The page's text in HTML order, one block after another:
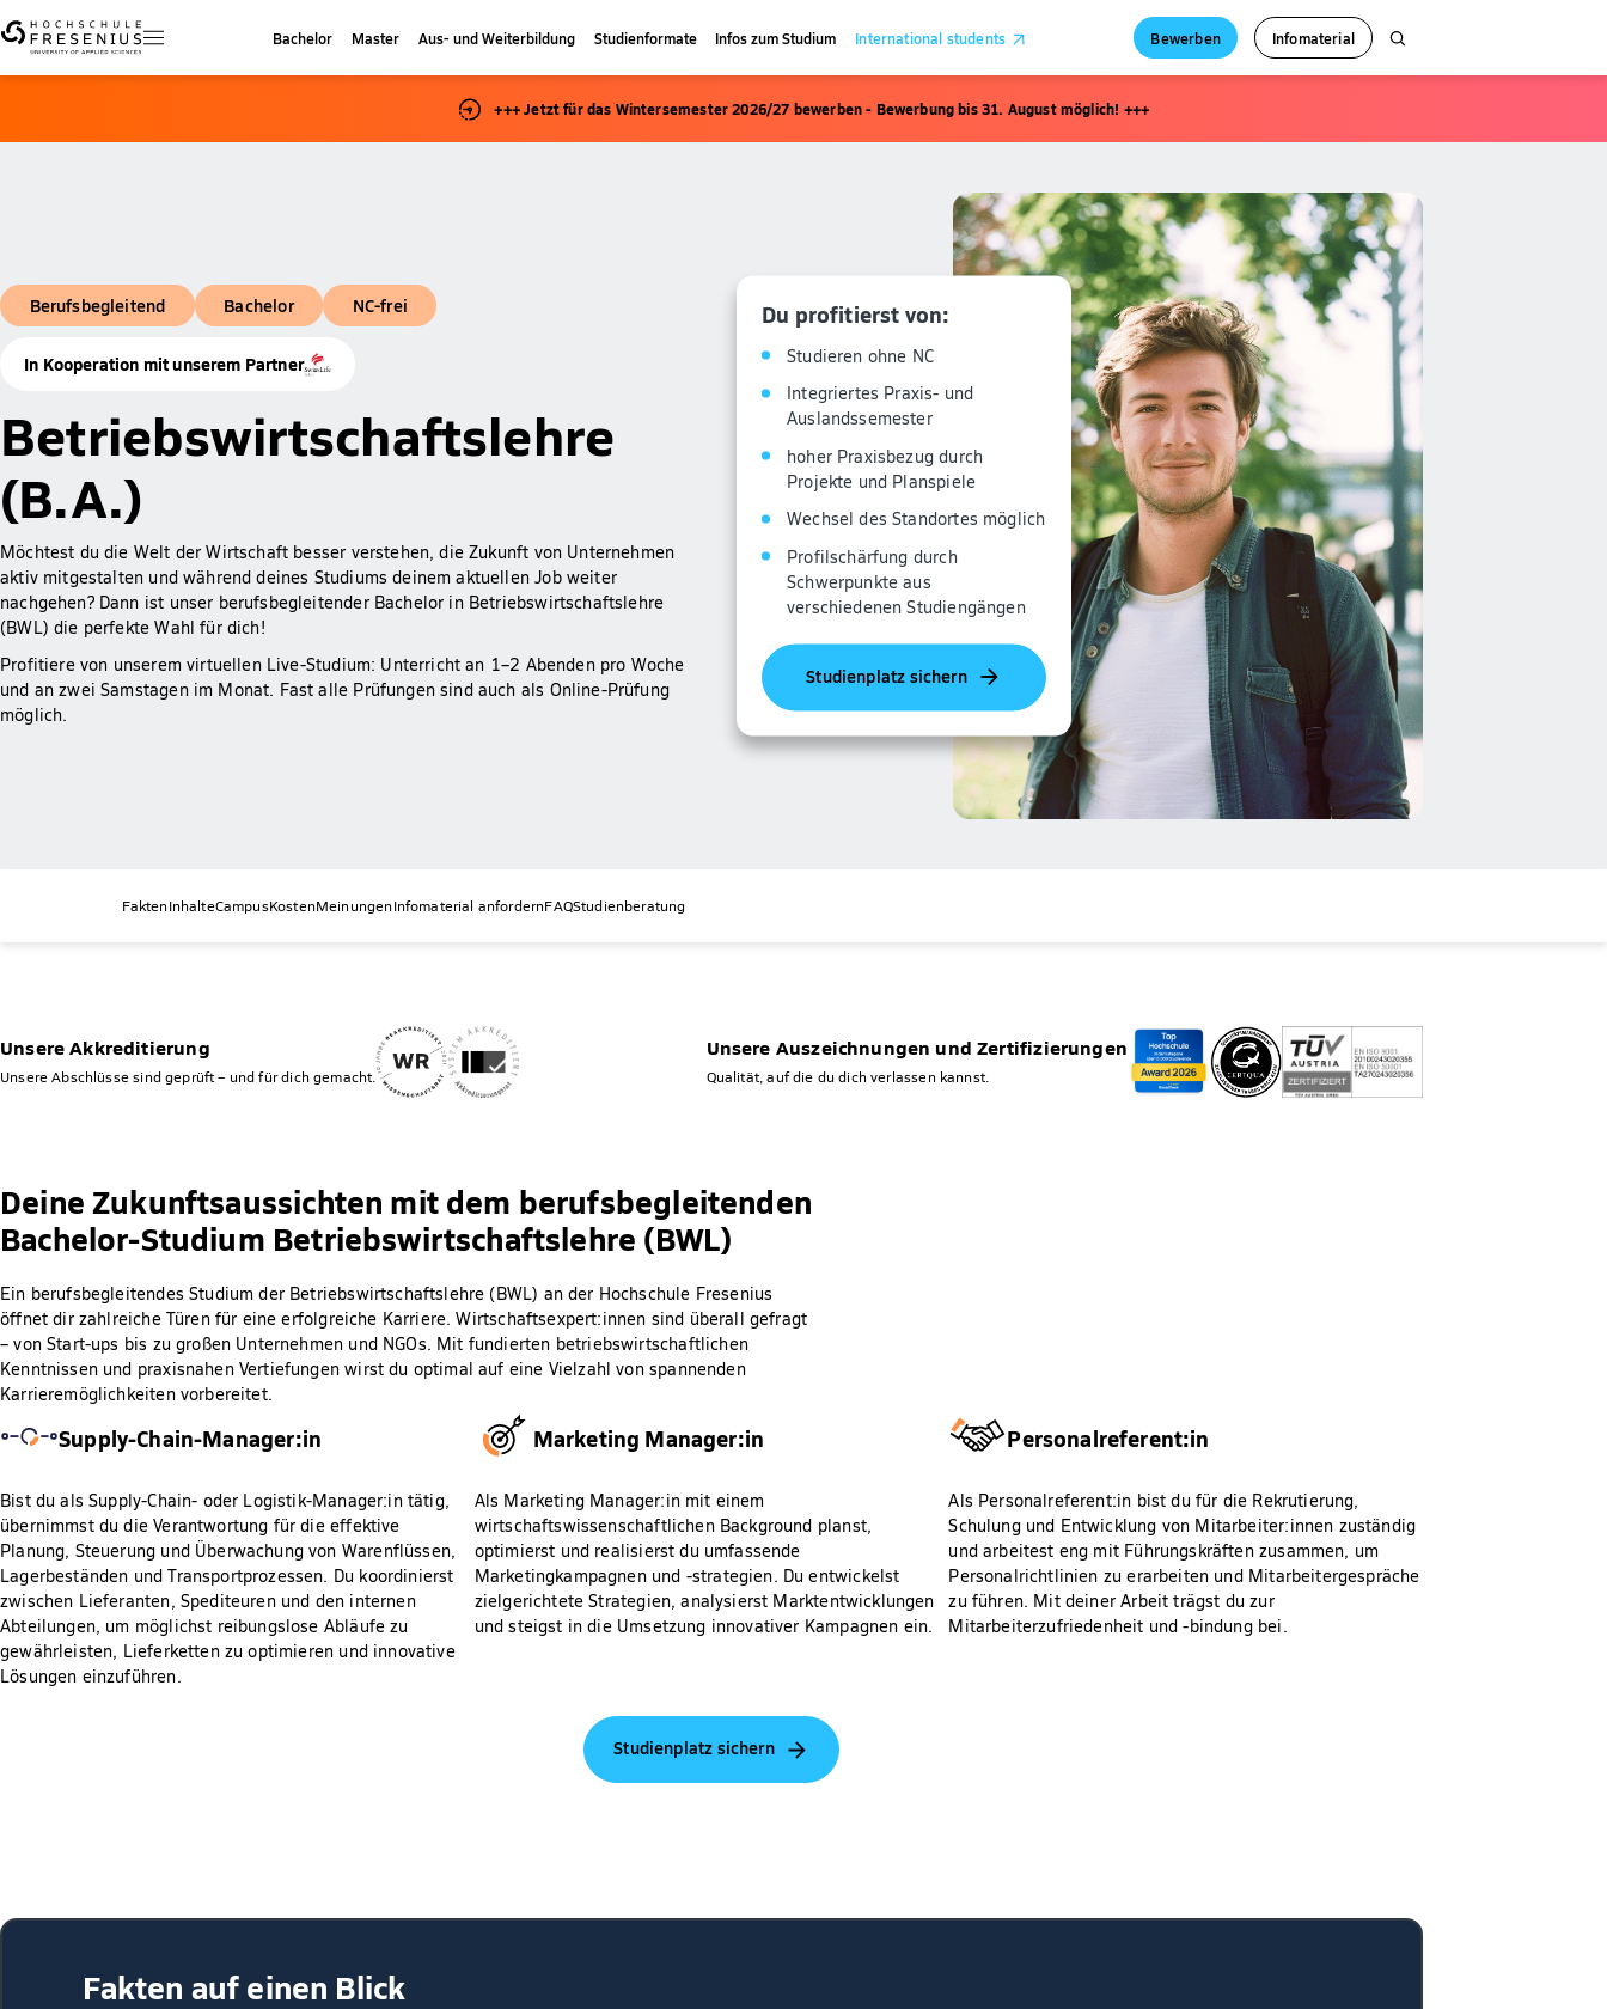
Bachelor Master Aus- und Weiterbildung Studienformate Infos zum Studium International students Bewerben Infomaterial
+++ Jetzt für das Wintersemester 2026/27 bewerben - Bewerbung bis 31. August möglich! +++
Berufsbegleitend Bachelor NC-frei
In Kooperation mit unserem Partner
Betriebswirtschaftslehre
(B.A.)
Möchtest du die Welt der Wirtschaft besser verstehen, die Zukunft von Unternehmen
aktiv mitgestalten und während deines Studiums deinem aktuellen Job weiter
nachgehen? Dann ist unser berufsbegleitender Bachelor in Betriebswirtschaftslehre
(BWL) die perfekte Wahl für dich!
Profitiere von unserem virtuellen Live-Studium: Unterricht an 1–2 Abenden pro Woche
und an zwei Samstagen im Monat. Fast alle Prüfungen sind auch als Online-Prüfung
möglich.
Du profitierst von:
Studieren ohne NC
Integriertes Praxis- und
Auslandssemester
hoher Praxisbezug durch
Projekte und Planspiele
Wechsel des Standortes möglich
Profilschärfung durch
Schwerpunkte aus
verschiedenen Studiengängen
Studienplatz sichern
FaktenInhalteCampusKostenMeinungenInfomaterial anfordernFAQStudienberatung
Unsere Akkreditierung
Unsere Abschlüsse sind geprüft – und für dich gemacht.
Unsere Auszeichnungen und Zertifizierungen
Qualität, auf die du dich verlassen kannst.
Deine Zukunftsaussichten mit dem berufsbegleitenden
Bachelor-Studium Betriebswirtschaftslehre (BWL)
Ein berufsbegleitendes Studium der Betriebswirtschaftslehre (BWL) an der Hochschule Fresenius
öffnet dir zahlreiche Türen für eine erfolgreiche Karriere. Wirtschaftsexpert:innen sind überall gefragt
– von Start-ups bis zu großen Unternehmen und NGOs. Mit fundierten betriebswirtschaftlichen
Kenntnissen und praxisnahen Vertiefungen wirst du optimal auf eine Vielzahl von spannenden
Karrieremöglichkeiten vorbereitet.
Supply-Chain-Manager:in
Bist du als Supply-Chain- oder Logistik-Manager:in tätig,
übernimmst du die Verantwortung für die effektive
Planung, Steuerung und Überwachung von Warenflüssen,
Lagerbeständen und Transportprozessen. Du koordinierst
zwischen Lieferanten, Spediteuren und den internen
Abteilungen, um möglichst reibungslose Abläufe zu
gewährleisten, Lieferketten zu optimieren und innovative
Lösungen einzuführen.
Marketing Manager:in
Als Marketing Manager:in mit einem
wirtschaftswissenschaftlichen Background planst,
optimierst und realisierst du umfassende
Marketingkampagnen und -strategien. Du entwickelst
zielgerichtete Strategien, analysierst Marktentwicklungen
und steigst in die Umsetzung innovativer Kampagnen ein.
Personalreferent:in
Als Personalreferent:in bist du für die Rekrutierung,
Schulung und Entwicklung von Mitarbeiter:innen zuständig
und arbeitest eng mit Führungskräften zusammen, um
Personalrichtlinien zu erarbeiten und Mitarbeitergespräche
zu führen. Mit deiner Arbeit trägst du zur
Mitarbeiterzufriedenheit und -bindung bei.
Studienplatz sichern
Fakten auf einen Blick